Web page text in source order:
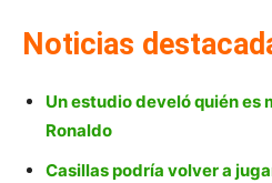
Noticias
Un estudio develó quién es
Ronaldo
Casillas podría volver a